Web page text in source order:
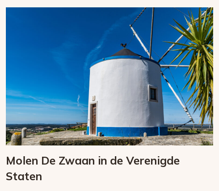
Molen De Zwaan in de Verenigde
Staten